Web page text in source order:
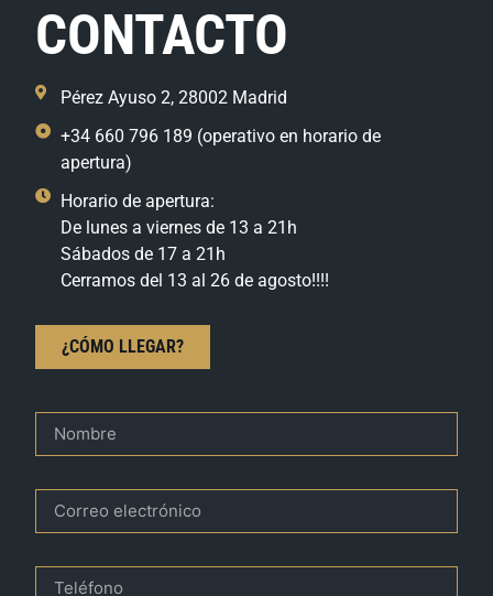
CONTACTO
Pérez Ayuso 2, 28002 Madrid
+34 660 796 189 (operativo en horario de
apertura)
Horario de apertura:
De lunes a viernes de 13 a 21h
Sábados de 17 a 21h
Cerramos del 13 al 26 de agosto!!!!
¿CÓMO LLEGAR?